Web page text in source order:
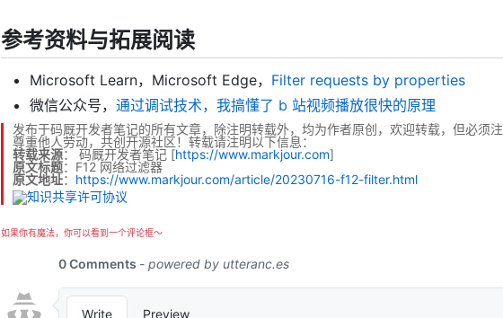
参考资料与拓展阅读
Microsoft Learn，Microsoft Edge， Filter requests by properties
微信公众号， 通过调试技术，我搞懂了 b 站视频播放很快的原理
发布于码厩开发者笔记的所有文章，除注明转载外，均为作者原创，欢迎转载，但必须注
尊重他人劳动，共创开源社区！转载请注明以下信息：
转载来源： 码厩开发者笔记 [https://www.markjour.com]
原文标题：F12 网络过滤器
原文地址： https://www.markjour.com/article/20230716-f12-filter.html
如果你有魔法，你可以看到一个评论框～